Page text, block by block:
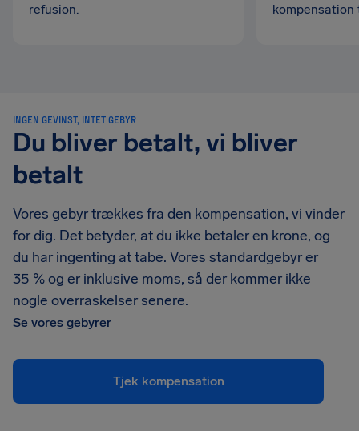
refusion.
kompensation
INGEN GEVINST, INTET GEBYR
Du bliver betalt, vi bliver
betalt
Vores gebyr trækkes fra den kompensation, vi vinder
for dig. Det betyder, at du ikke betaler en krone, og
du har ingenting at tabe. Vores standardgebyr er
35 % og er inklusive moms, så der kommer ikke
nogle overraskelser senere.
Se vores gebyrer
Tjek kompensation